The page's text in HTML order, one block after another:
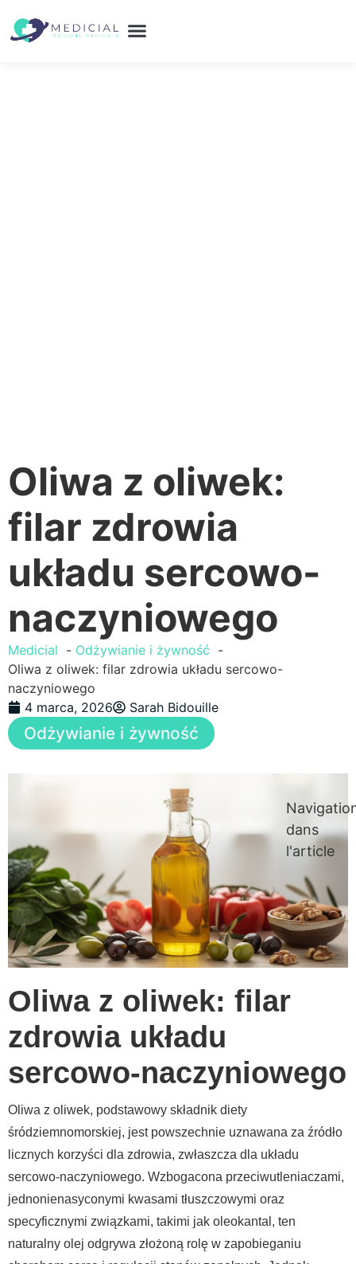
Oliwa z oliwek:
filar zdrowia
układu sercowo-
naczyniowego
Medicial
Odżywianie i żywność
Oliwa z oliwek: filar zdrowia układu sercowo-
naczyniowego
4 marca, 2026
Sarah Bidouille
Odżywianie i żywność
Oliwa z oliwek: filar
zdrowia układu
sercowo-naczyniowego
Oliwa z oliwek, podstawowy składnik diety
śródziemnomorskiej, jest powszechnie uznawana za źródło
licznych korzyści dla zdrowia, zwłaszcza dla układu
sercowo-naczyniowego. Wzbogacona przeciwutleniaczami,
jednonienasyconymi kwasami tłuszczowymi oraz
specyficznymi związkami, takimi jak oleokantal, ten
naturalny olej odgrywa złożoną rolę w zapobieganiu
dans
l'article